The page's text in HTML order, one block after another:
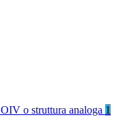
o struttura analoga 1